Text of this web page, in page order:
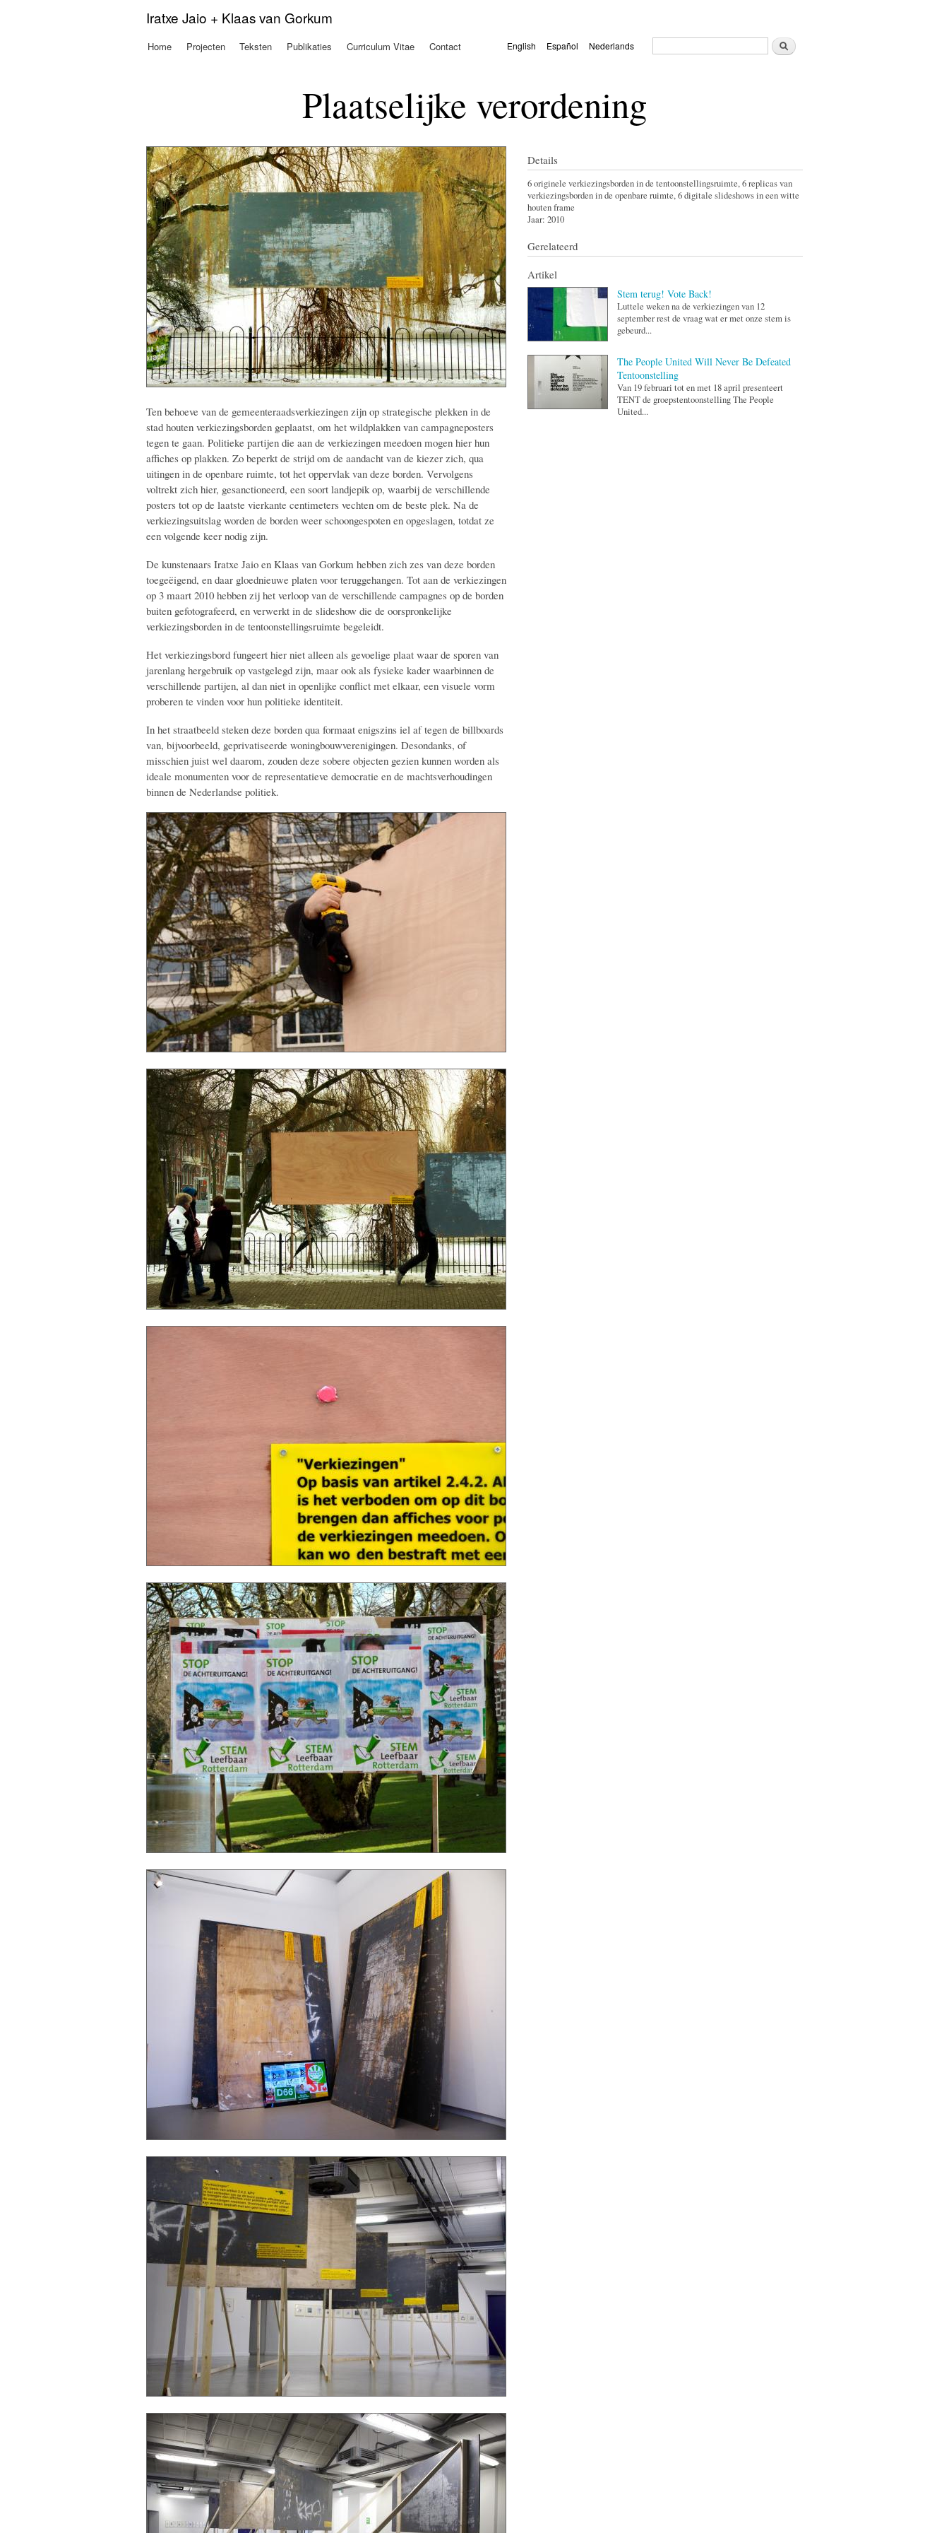
algemene
Iratxe Jaio + Klaas van Gorkum
Talen
English Español Nederlands
Zoekveld
Zoeken
Hoofdmenu
Home Projecten Teksten Publikaties Curriculum Vitae Contact
Plaatselijke verordening
Ten behoeve van de gemeenteraadsverkiezingen zijn op strategische plekken in de
stad houten verkiezingsborden geplaatst, om het wildplakken van campagneposters
tegen te gaan. Politieke partijen die aan de verkiezingen meedoen mogen hier hun
affiches op plakken. Zo beperkt de strijd om de aandacht van de kiezer zich, qua
uitingen in de openbare ruimte, tot het oppervlak van deze borden. Vervolgens
voltrekt zich hier, gesanctioneerd, een soort landjepik op, waarbij de verschillende
posters tot op de laatste vierkante centimeters vechten om de beste plek. Na de
verkiezingsuitslag worden de borden weer schoongespoten en opgeslagen, totdat ze
een volgende keer nodig zijn.
De kunstenaars Iratxe Jaio en Klaas van Gorkum hebben zich zes van deze borden
toegeëigend, en daar gloednieuwe platen voor teruggehangen. Tot aan de verkiezingen
op 3 maart 2010 hebben zij het verloop van de verschillende campagnes op de borden
buiten gefotografeerd, en verwerkt in de slideshow die de oorspronkelijke
verkiezingsborden in de tentoonstellingsruimte begeleidt.
Het verkiezingsbord fungeert hier niet alleen als gevoelige plaat waar de sporen van
jarenlang hergebruik op vastgelegd zijn, maar ook als fysieke kader waarbinnen de
verschillende partijen, al dan niet in openlijke conflict met elkaar, een visuele vorm
proberen te vinden voor hun politieke identiteit.
In het straatbeeld steken deze borden qua formaat enigszins iel af tegen de billboards
van, bijvoorbeeld, geprivatiseerde woningbouwverenigingen. Desondanks, of
misschien juist wel daarom, zouden deze sobere objecten gezien kunnen worden als
ideale monumenten voor de representatieve democratie en de machtsverhoudingen
binnen de Nederlandse politiek.
Details
6 originele verkiezingsborden in de tentoonstellingsruimte, 6 replicas van
verkiezingsborden in de openbare ruimte, 6 digitale slideshows in een witte
houten frame
Jaar: 2010
Gerelateerd
Artikel
Stem terug! Vote Back!
Luttele weken na de verkiezingen van 12
september rest de vraag wat er met onze stem is
gebeurd...
The People United Will Never Be Defeated
Tentoonstelling
Van 19 februari tot en met 18 april presenteert
TENT de groepstentoonstelling The People
United...